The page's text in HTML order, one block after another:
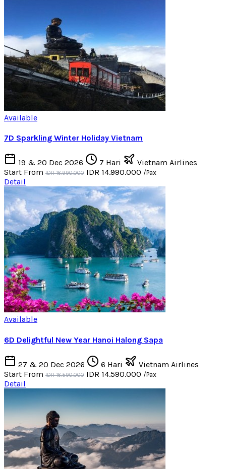
Available
7D Sparkling Winter Holiday Vietnam
19 & 20 Dec 2026 7 Hari
Vietnam Airlines
Start From IDR 16.990.000 IDR 14.990.000 /Pax
Detail
Available
6D Delightful New Year Hanoi Halong Sapa
27 & 20 Dec 2026 6 Hari
Vietnam Airlines
Start From IDR 16.590.000 IDR 14.590.000 /Pax
Detail